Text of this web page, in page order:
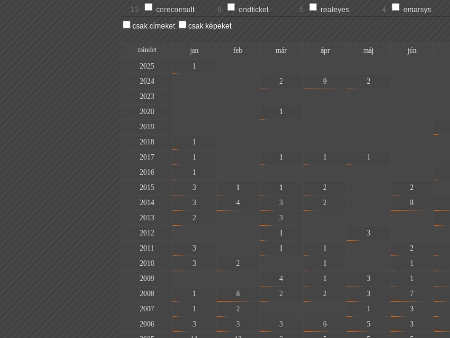
12
coreconsult 9 endticket 5 realeyes 4
emarsys
csak címeket
csak képeket
mindet jan feb már ápr máj jún
2025
1
2024
2 9 2
2023
2020
1
2019
2018
1
2017
1 1 1 1
2016
1
2015
3 1 1 2 2
2014
3 4 3 2 8
2013
2 3
2012
1 3
2011
3 1 1 2
2010
3 2 1 1
2009
4 1 3 1
2008
1 8 2 2 3 7
2007
1 2 1 3
2006
3 3 3 6 5 3